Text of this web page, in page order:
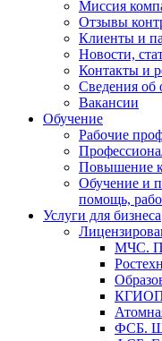
Миссия
Отзывы
Клиенты и
Новости,
Контакты и
Сведения об
Вакансии
Обучение
Рабочие
Повышение
Обучение и
помощь,
Услуги для бизнеса
МЧС.
ФСБ.